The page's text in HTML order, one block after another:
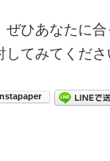
ぜひあなたに
てみてくださ